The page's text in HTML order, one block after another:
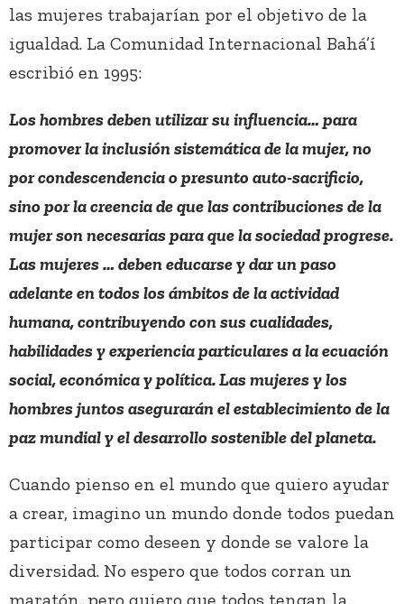
las mujeres trabajarían por el objetivo de la
igualdad. La Comunidad Internacional Bahá’í
escribió en 1995:
Los hombres deben utilizar su influencia… para
promover la inclusión sistemática de la mujer, no
por condescendencia o presunto auto-sacrificio,
sino por la creencia de que las contribuciones de la
mujer son necesarias para que la sociedad progrese.
Las mujeres … deben educarse y dar un paso
adelante en todos los ámbitos de la actividad
humana, contribuyendo con sus cualidades,
habilidades y experiencia particulares a la ecuación
social, económica y política. Las mujeres y los
hombres juntos asegurarán el establecimiento de la
paz mundial y el desarrollo sostenible del planeta.
Cuando pienso en el mundo que quiero ayudar
a crear, imagino un mundo donde todos puedan
participar como deseen y donde se valore la
diversidad. No espero que todos corran un